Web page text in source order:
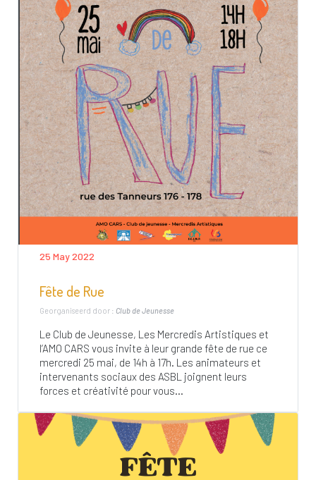
25 May 2022
Fête de Rue
Georganiseerd door : Club de Jeunesse
Le Club de Jeunesse, Les Mercredis Artistiques et
l’AMO CARS vous invite à leur grande fête de rue ce
mercredi 25 mai, de 14h à 17h. Les animateurs et
intervenants sociaux des ASBL joignent leurs
forces et créativité pour vous...